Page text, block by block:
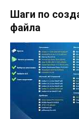
Шаги по
файла